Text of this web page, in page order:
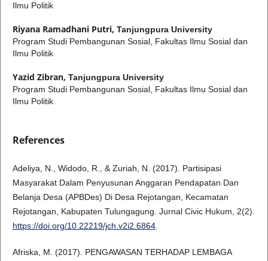
Ilmu Politik
Riyana Ramadhani Putri, Tanjungpura University
Program Studi Pembangunan Sosial, Fakultas Ilmu Sosial dan
Ilmu Politik
Yazid Zibran, Tanjungpura University
Program Studi Pembangunan Sosial, Fakultas Ilmu Sosial dan
Ilmu Politik
References
Adeliya, N., Widodo, R., & Zuriah, N. (2017). Partisipasi
Masyarakat Dalam Penyusunan Anggaran Pendapatan Dan
Belanja Desa (APBDes) Di Desa Rejotangan, Kecamatan
Rejotangan, Kabupaten Tulungagung. Jurnal Civic Hukum, 2(2).
https://doi.org/10.22219/jch.v2i2.6864.
Afriska, M. (2017). PENGAWASAN TERHADAP LEMBAGA